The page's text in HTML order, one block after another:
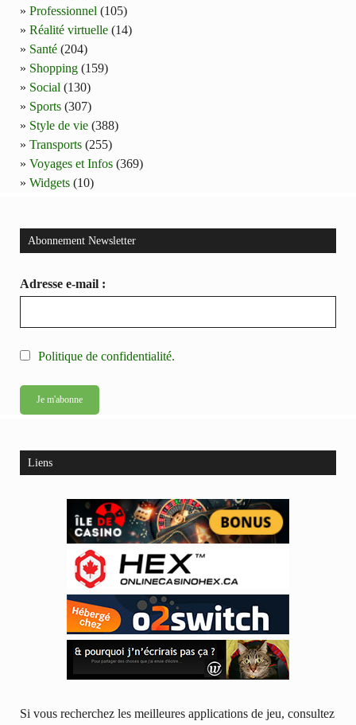
Professionnel (105)
Réalité virtuelle (14)
Santé (204)
Shopping (159)
Social (130)
Sports (307)
Style de vie (388)
Transports (255)
Voyages et Infos (369)
Widgets (10)
Abonnement Newsletter
Adresse e-mail :
Politique de confidentialité.
Liens
Si vous recherchez les meilleures applications de jeu, consultez